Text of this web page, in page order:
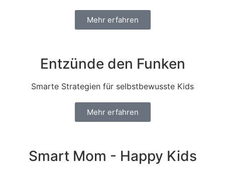
Mehr erfahren
Entzünde den Funken
Smarte Strategien für selbstbewusste Kids
Mehr erfahren
Smart Mom - Happy Kids